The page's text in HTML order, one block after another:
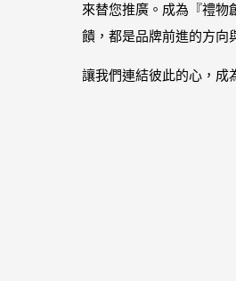
來替您推廣。成為『禮物
饋，都是品牌前進的方向
讓我們連結彼此的心，成